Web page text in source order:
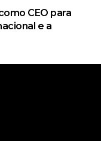
CEO para
e a